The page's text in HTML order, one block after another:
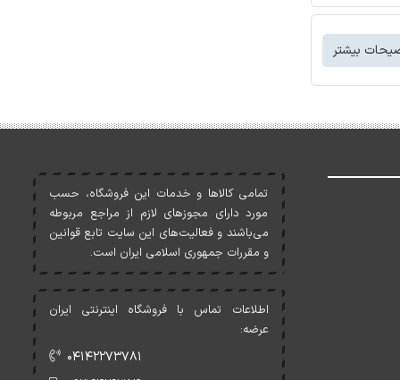
بیشتر
تمامی کالاها و خدمات اين فروشگاه، حسب
مورد دارای مجوزهای لازم از مراجع مربوطه
می‌باشند و فعاليت‌های اين سايت تابع قوانين
و مقررات جمهوری اسلامی ايران است.
اطلاعات تماس با فروشگاه اینترنتی ایران
عرضه:
۰۴۱۴۲۲۷۳۷۸۱